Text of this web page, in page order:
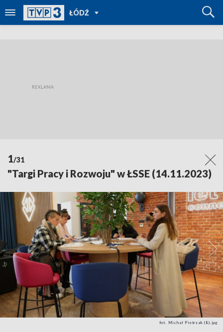
ŁÓDŹ
POWRÓT
DO
REGIONY
1/31
"Targi Pracy i Rozwoju" w ŁSSE (14.11.2023)
fot. Michał Pietrzak (8).jpg